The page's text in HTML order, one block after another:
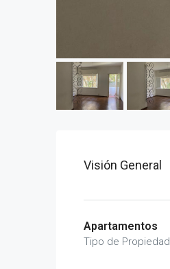
Visión General
Apartamentos
Tipo de Propiedad